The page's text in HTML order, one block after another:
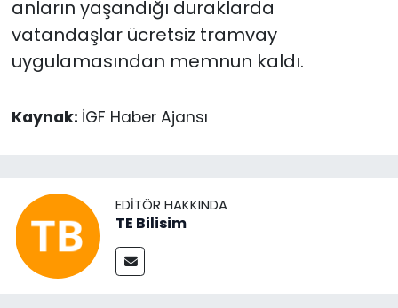
anların yaşandığı duraklarda
vatandaşlar ücretsiz tramvay
uygulamasından memnun kaldı.
Kaynak: İGF Haber Ajansı
EDITÖR HAKKINDA
TE Bilisim